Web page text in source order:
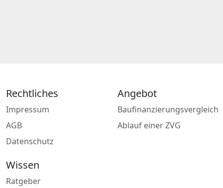
Rechtliches
Impressum
AGB
Datenschutz
Angebot
Baufinanzierungsvergleich
Ablauf einer ZVG
Wissen
Ratgeber